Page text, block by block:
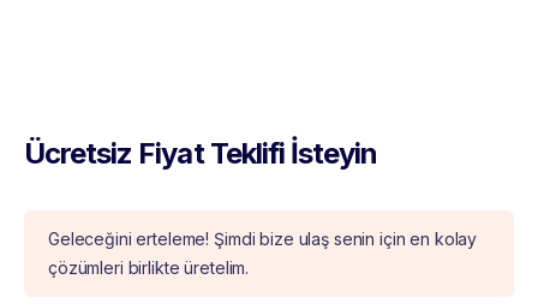
Ücretsiz Fiyat Teklifi İsteyin
Geleceğini erteleme! Şimdi bize ulaş senin için en kolay
çözümleri birlikte üretelim.